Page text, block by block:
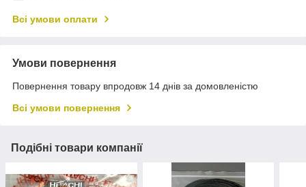
Всі умови оплати
Умови повернення
Повернення товару впродовж 14 днів за домовленістю
Всі умови повернення
Подібні товари компанії